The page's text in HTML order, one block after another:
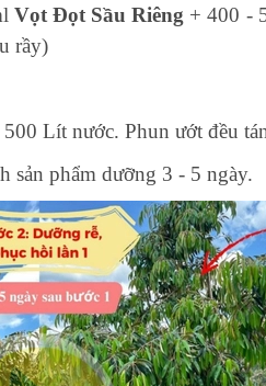
Vọt Đọt Sầu Riêng + 400 -
rầy)
Lít nước. Phun ướt đều
sản phẩm dưỡng 3 - 5 ngày.